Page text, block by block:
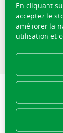
Lausanne, le
générale
qui s’est
restreint,
du Conseil
Vaudoise
Lausanne, le
En cliquant
acceptez le
améliorer la
utilisation et